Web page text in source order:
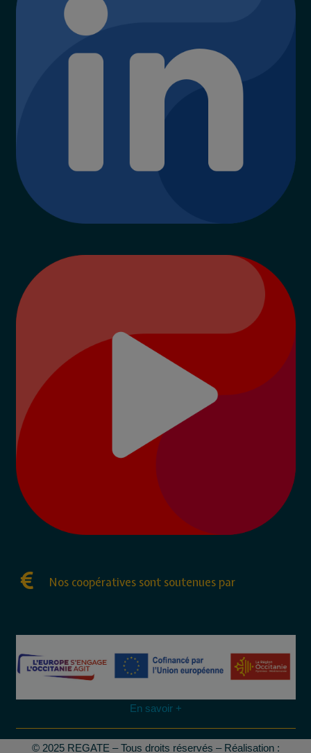
Nos coopératives sont soutenues par
En savoir +
© 2025 REGATE – Tous droits réservés – Réalisation :